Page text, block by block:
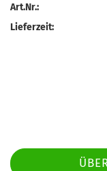
Art.Nr.:
Lieferzeit: